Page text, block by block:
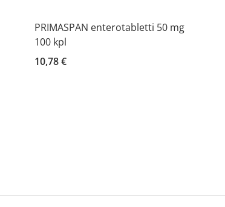
PRIMASPAN enterotabletti 50 mg
100 kpl
10,78 €